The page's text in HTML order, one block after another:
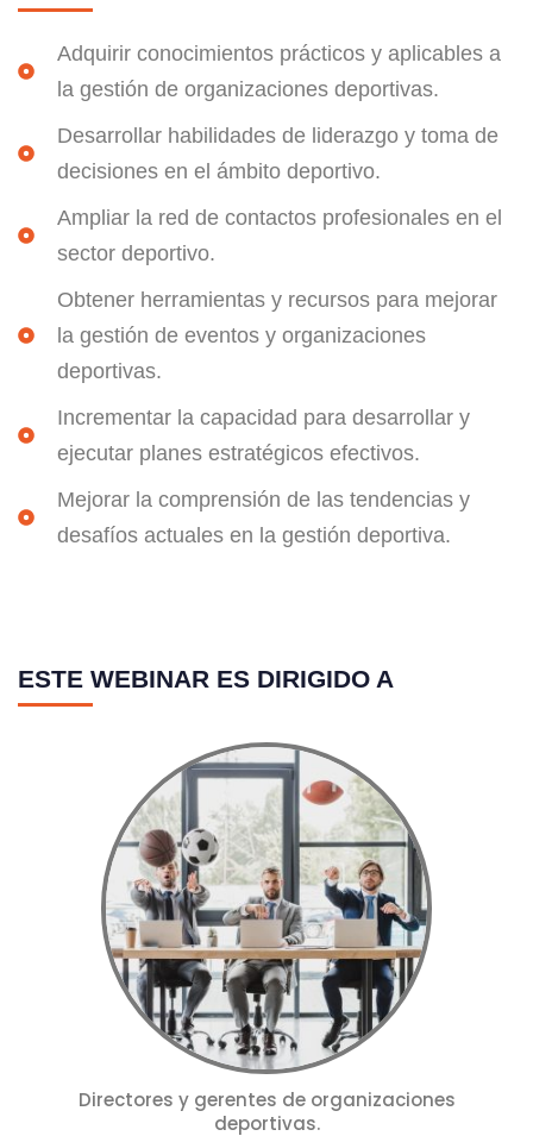
Adquirir conocimientos prácticos y aplicables a
la gestión de organizaciones deportivas.
Desarrollar habilidades de liderazgo y toma de
decisiones en el ámbito deportivo.
Ampliar la red de contactos profesionales en el
sector deportivo.
Obtener herramientas y recursos para mejorar
la gestión de eventos y organizaciones
deportivas.
Incrementar la capacidad para desarrollar y
ejecutar planes estratégicos efectivos.
Mejorar la comprensión de las tendencias y
desafíos actuales en la gestión deportiva.
ESTE WEBINAR ES DIRIGIDO A
Directores y gerentes de organizaciones
deportivas.